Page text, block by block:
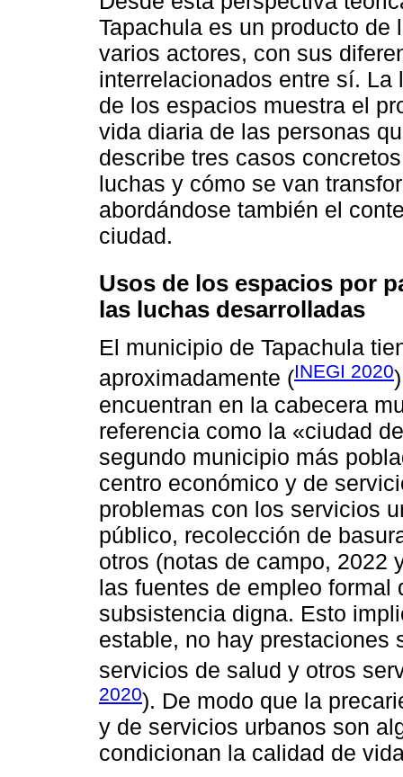
Tapachula es un producto
varios actores, con sus
interrelacionados entre sí.
de los espacios muestra el
vida diaria de las personas
describe tres casos
luchas y cómo se van
abordándose también el
ciudad.
Usos de los espacios por
las luchas desarrolladas
El municipio de Tapachula
aproximadamente (INEGI 2020
encuentran en la cabecera
referencia como la «ciudad
segundo municipio más
centro económico y de
problemas con los servicios
público, recolección de
otros (notas de campo, 2022
las fuentes de empleo formal
subsistencia digna. Esto
estable, no hay prestaciones
servicios de salud y otros
2020). De modo que la
y de servicios urbanos son
condicionan la calidad de